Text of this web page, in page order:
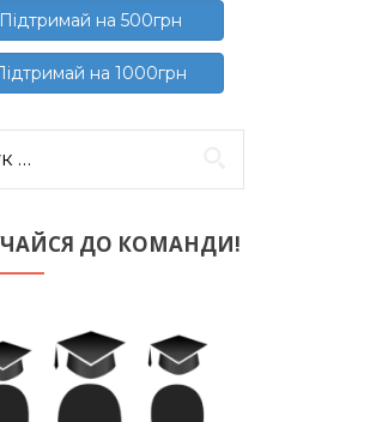
Підтримай на 500грн
на 1000грн
ДО КОМАНДИ!